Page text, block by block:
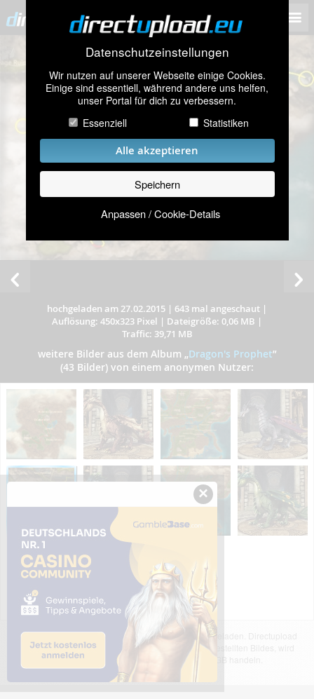
Datenschutzeinstellungen
Wir nutzen auf unserer Webseite einige Cookies.
Einige sind essentiell, während andere uns helfen,
unser Portal für dich zu verbessern.
Essenziell
Statistiken
Alle akzeptieren
Speichern
Anpassen / Cookie-Details
hochgeladen am 27.02.2015 | 643 mal angeschaut |
Auflösung: 450x323 Pixel | Dateigröße: 0,06 MB |
Traffic: 39,71 MB
weitere Bilder aus dem Album „Dragon's Prophet”
(43 Bilder) von einem anonymen Nutzer:
Das dargestellte Bild wurde von einem Nutzer hochgeladen. Directupload
übernimmt keinerlei Haftung für den Inhalt des dargestellten Bildes, wird
jedoch bei Verstößen nach §2(3) unserer AGB handeln.
×